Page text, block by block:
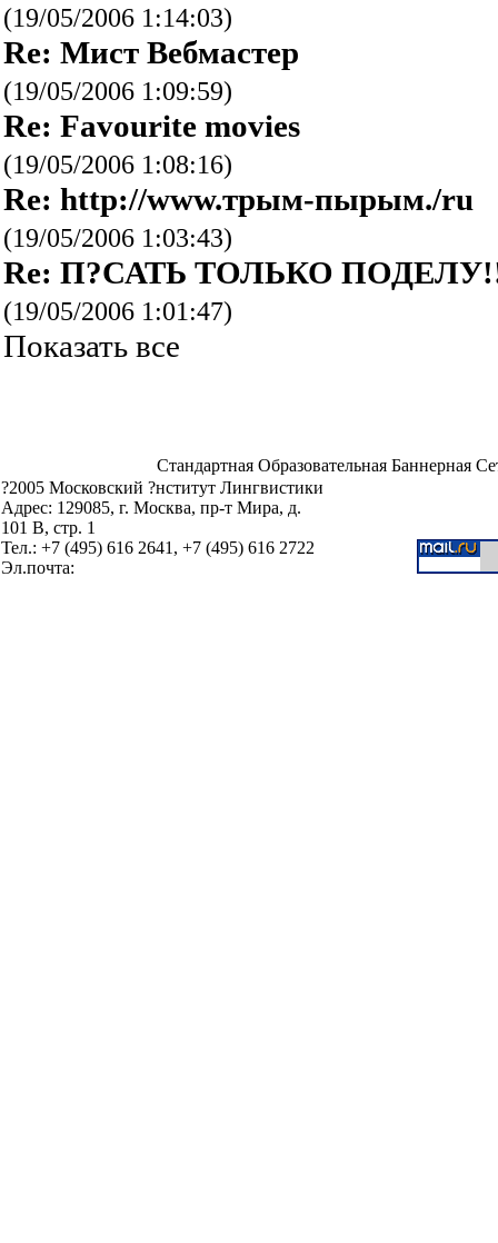
(19/05/2006 1:14:03)
Re: Мист Вебмастер
(19/05/2006 1:09:59)
Re: Favourite movies
(19/05/2006 1:08:16)
Re: http://www.трым-пырым./ru
(19/05/2006 1:03:43)
Re: П?САТЬ ТОЛЬКО
(19/05/2006 1:01:47)
Показать все
Стандартная Образовательная Баннерная
?2005 Московский ?нститут Лингвистики
Адрес: 129085, г. Москва, пр-т Мира, д.
101 В, стр. 1
Тел.: +7 (495) 616 2641, +7 (495) 616 2722
Эл.почта: